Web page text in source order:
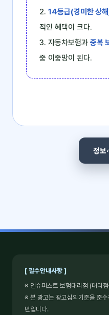
2. 14등급(경미한 상
적인 혜택이 크다.
3. 자동차보험과 중복
중 이중망이 된다.
정보
[ 필수안내사항 ]
※ 인슈퍼스트 보험대리점 (대리
※ 본 광고는 광고심의기준을 준
년입니다.